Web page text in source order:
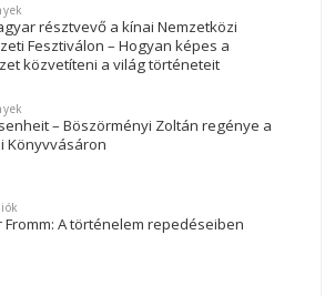
résztvevő a kínai Nemzetközi
Fesztiválon – Hogyan képes a
közvetíteni a világ történeteit
– Böszörményi Zoltán regénye a
Könyvvásáron
Fromm: A történelem repedéseiben